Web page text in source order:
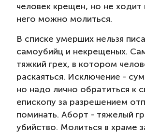
человек крещен, но не ходит
него можно молиться.
В списке умерших нельзя
самоубийц и некрещеных.
тяжкий грех, в котором
раскаяться. Исключение -
но надо лично обратиться к
епископу за разрешением
поминать. Аборт - тяжелый
убийство. Молиться в храме